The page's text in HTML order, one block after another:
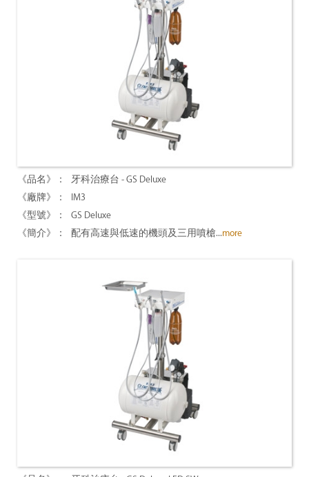
牙科治療台 - GS Deluxe
IM3
GS Deluxe
配有高速與低速的機頭及三用噴槍...more